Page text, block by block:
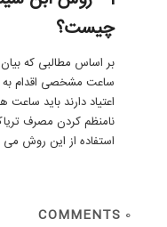
چیست؟
بر اساس مطالبی که
ساعت مشخصی اقدام به
اعتیاد دارند باید
نامنظم کردن مصرف
استفاده از این روش می
0